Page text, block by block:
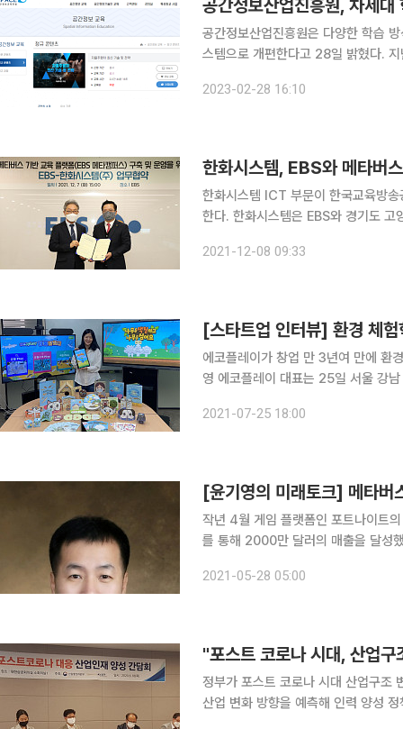
공간정보산업진흥원, 차세대
공간정보산업진흥원은 다양한 학습
스템으로 개편한다고 28일 밝혔다. 지난 2014년 개설한 공간정보 교육포털(SPACEIN)은 공신력
불편을 개선하는 한편 4차 산업 전문
2023-02-28 16:10
한화시스템, EBS와 메타버
한화시스템 ICT 부문이 한국교육방
한다. 한화시스템은 EBS와 경기도 고양시 일산 EBS 본사에서 메타버스 기반 교육 플랫폼 ‘EBS 메
시스템은 ‘메타캠퍼스’로 명명한 EBS
2021-12-08 09:33
[스타트업 인터뷰] 환경 체
에코플레이가 창업 만 3년여 만에 환경
영 에코플레이 대표는 25일 서울 강
표는 대학교와 대학원에서 환경공학
2021-07-25 18:00
[윤기영의 미래토크] 메타버
작년 4월 게임 플랫폼인 포트나이트
를 통해 2000만 달러의 매출을 달성
의 공통점은 메타버스다. 이들 기업의
2021-05-28 05:00
"포스트 코로나 시대, 산업
정부가 포스트 코로나 시대 산업구조
산업 변화 방향을 예측해 인력 양성 정책을 선